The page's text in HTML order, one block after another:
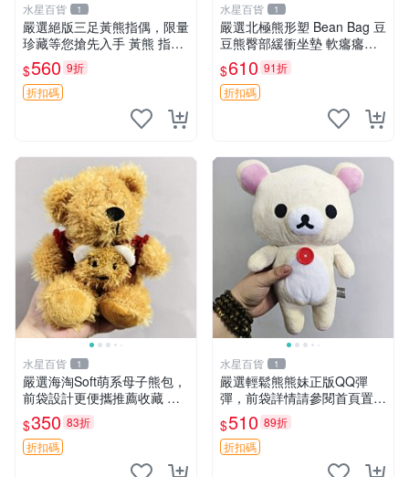
水星百貨 1
嚴選絕版三足黃熊指偶，限量
珍藏等您搶先入手 黃熊 指偶
珍藏品
$560 9折
折扣碼
水星百貨 1
嚴選北極熊形塑 Bean Bag 豆
豆熊臀部緩衝坐墊 軟癟癟舒
壓設計 保暖又實用 適合久坐
放松 推薦居家使用 RUSS系
列 豆豆熊屁屁坐墊 3D顆粒結
$610 91折
折扣碼
水星百貨 1
嚴選海淘Soft萌系母子熊包，
前袋設計更便攜推薦收藏 母
子熊 軟綿綿 包包
$350 83折
折扣碼
水星百貨 1
嚴選輕鬆熊熊妹正版QQ彈
彈，前袋詳情請參閱首頁置頂
說明適合收藏 QQ彈彈 正版
熊熊妹
$510 89折
折扣碼